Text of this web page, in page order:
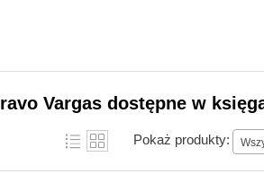
Vargas dostępne w
Pokaż produkty: